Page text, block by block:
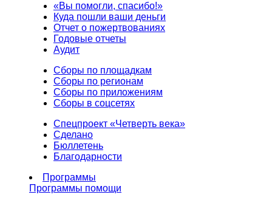
«Вы помогли, спасибо!»
Куда пошли ваши деньги
Отчет о пожертвованиях
Годовые отчеты
Аудит
Сборы по площадкам
Сборы по регионам
Сборы по приложениям
Сборы в соцсетях
Спецпроект «Четверть века»
Сделано
Бюллетень
Благодарности
Программы
Программы помощи